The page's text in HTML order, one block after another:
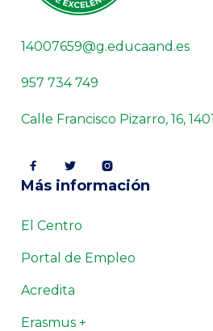
14007659@g.educaand.es
957 734 749
Calle Francisco Pizarro, 16,
  
Más información
El Centro
Portal de Empleo
Acredita
Erasmus +